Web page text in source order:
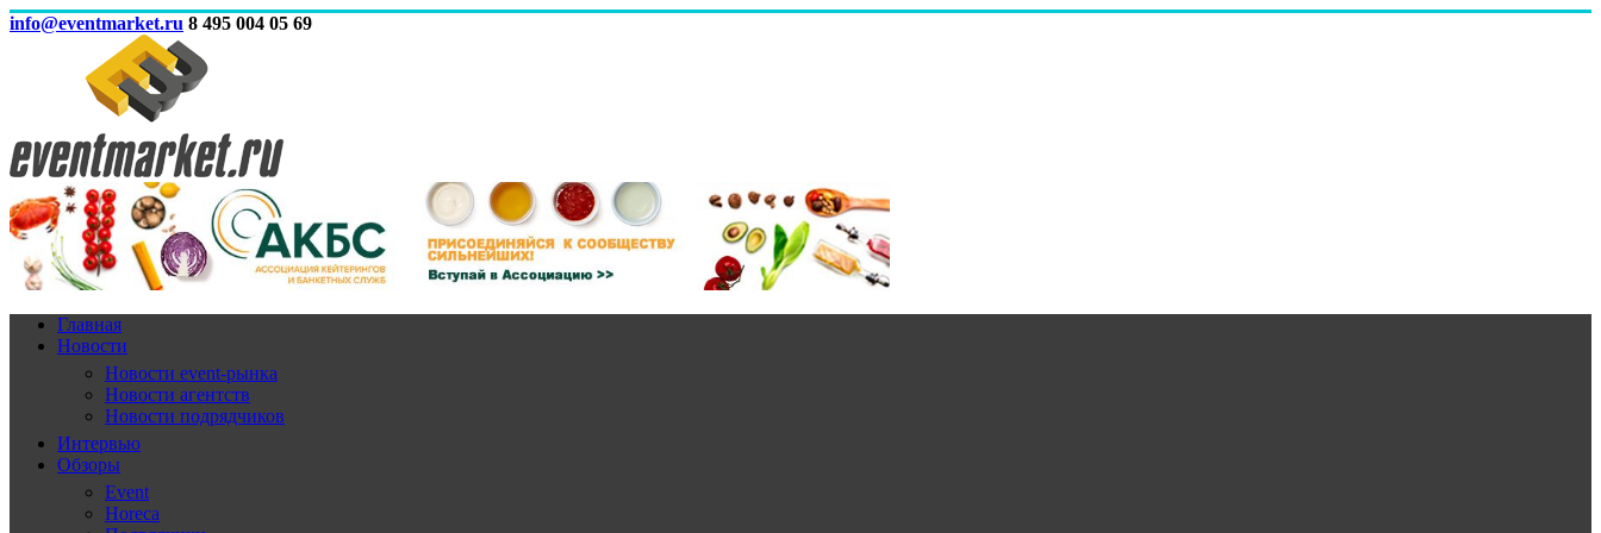
info@eventmarket.ru 8 495 004 05 69
Главная
Новости
Новости event-рынка
Новости агентств
Новости подрядчиков
Интервью
Обзоры
Event
Horeca